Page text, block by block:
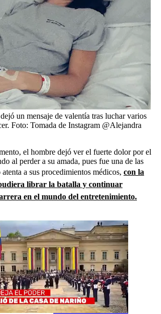
un mensaje de valentía tras luchar varios
Foto: Tomada de Instagram @Alejandra
el hombre dejó ver el fuerte dolor por el
al perder a su amada, pues fue una de las
a sus procedimientos médicos, con la
librar la batalla y continuar
en el mundo del entretenimiento.